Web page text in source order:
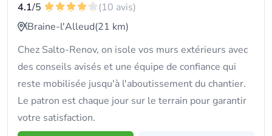
4.1/5
(10 avis)
Braine-l'Alleud(21 km)
Chez Salto-Renov, on isole vos murs extérieurs avec
des conseils avisés et une équipe de confiance qui
reste mobilisée jusqu'à l'aboutissement du chantier.
Le patron est chaque jour sur le terrain pour garantir
votre satisfaction.